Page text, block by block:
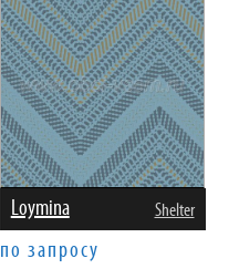
Loymina Shelter
по запросу